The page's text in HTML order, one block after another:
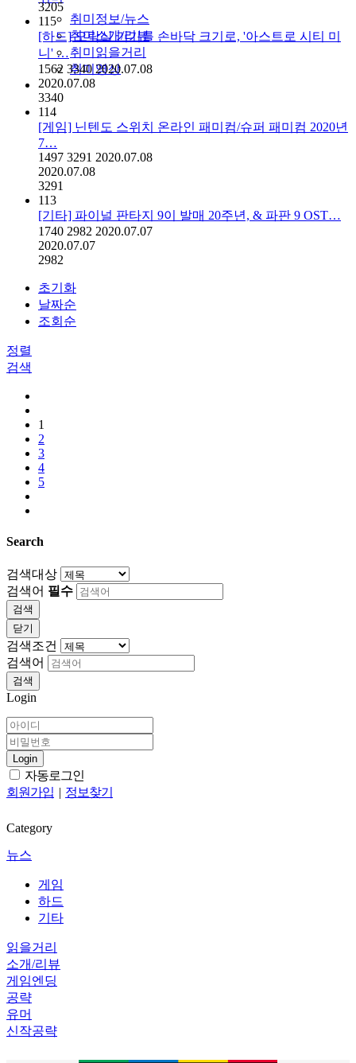
취미정보/뉴스
취미소개/리뷰
취미읽을거리
취미영상
3205
115
[하드] 오락실 기기를 손바닥 크기로, '아스트로 시티 미
니' …
1562 3340 2020.07.08
2020.07.08
3340
114
[게임] 닌텐도 스위치 온라인 패미컴/슈퍼 패미컴 2020년
7…
1497 3291 2020.07.08
2020.07.08
3291
113
[기타] 파이널 판타지 9이 발매 20주년, & 파판 9 OST…
1740 2982 2020.07.07
2020.07.07
2982
초기화
날짜순
조회순
정렬
검색
1
2
3
4
5
Search
검색대상
검색어 필수
검색
닫기
검색조건
검색어
검색
Login
Login
자동로그인
회원가입 | 정보찾기
Category
뉴스
게임
하드
기타
읽을거리
소개/리뷰
게임엔딩
공략
유머
신작공략